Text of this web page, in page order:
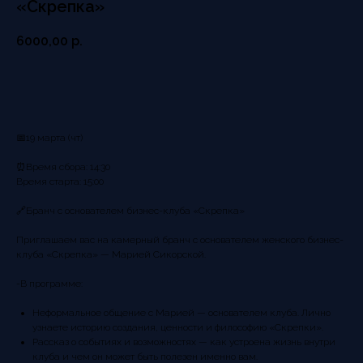
«Скрепка»
6000,00 р.
📅19 марта (чт)
⏰Время сбора: 14:30
Время старта: 15:00
🔗Бранч с основателем бизнес-клуба «Скрепка»
Приглашаем вас на камерный бранч с основателем женского бизнес-
клуба «Скрепка» — Марией Сикорской.
-В программе:
Неформальное общение с Марией — основателем клуба. Лично
узнаете историю создания, ценности и философию «Скрепки».
Рассказ о событиях и возможностях — как устроена жизнь внутри
клуба и чем он может быть полезен именно вам.